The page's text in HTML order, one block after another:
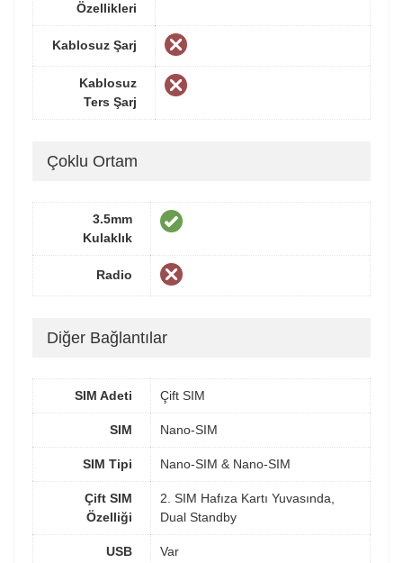
Özellikleri
Kablosuz Şarj
Kablosuz
Ters Şarj
Çoklu Ortam
3.5mm
Kulaklık
Radio
Diğer Bağlantılar
SIM Adeti Çift SIM
SIM Nano-SIM
SIM Tipi Nano-SIM & Nano-SIM
Çift SIM
Özelliği
2. SIM Hafıza Kartı Yuvasında,
Dual Standby
USB Var